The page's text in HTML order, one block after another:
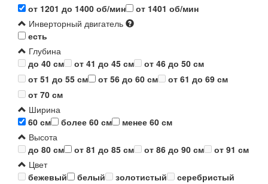
от 1201 до 1400 об/мин
от 1401 об/мин
Инверторный двигатель
есть
Глубина
до 40 см
от 41 до 45 см
от 46 до 50 см
от 51 до 55 см
от 56 до 60 см
от 61 до 69 см
от 70 см
Ширина
60 см
более 60 см
менее 60 см
Высота
до 80 см
от 81 до 85 см от 86 до 90 см
от 91 см
Цвет
бежевый
белый золотистый
серебристый